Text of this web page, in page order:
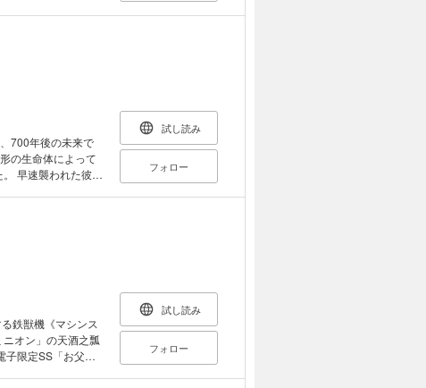
の趣味嗜好も前世
タク』であったの
器である幻晶騎士
なるべく行動を開
クとしての暴走は
転生し、思う存分
キャラクターデザ
ザイナー。
700年後の未来で
の生命体によって
飽きて日本の食事
の肌に合うよう
試し読み
フォロー
鉄獣機《マシンス
オン」の天酒之瓢
子限定SS「お父さ
試し読み
フォロー